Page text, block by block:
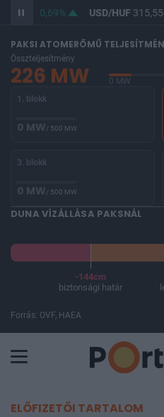
364,21 0,69% USD/HUF315,55
PAKSI ATOMERŐMŰ
Összteljesítmény
226 MW 0 MW
1. blokk
0 MW/ 500 MW
3. blokk
0 MW/ 500 MW
DUNA VÍZÁLLÁSA PAKSNÁL
-144cm
biztonsági határ
Forrás: OVF, HAEA
ELŐFIZETŐI TARTALOM